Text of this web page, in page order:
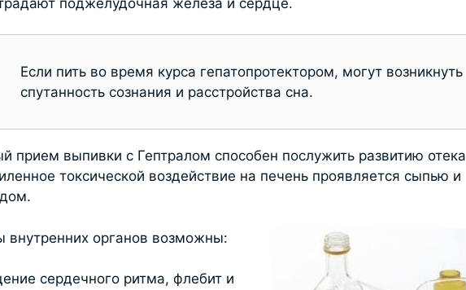
Если пить во время курса гепатопротектором, могут возникнуть
спутанность сознания и расстройства сна.
прием выпивки с Гептралом способен послужить развитию отека
токсической воздействие на печень проявляется сыпью и
внутренних органов возможны:
сердечного ритма, флебит и